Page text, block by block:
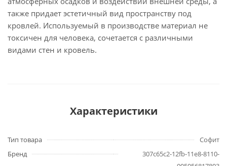
также придает эстетичный вид пространству под
кровлей. Используемый в производстве материал не
токсичен для человека, сочетается с различными
видами стен и кровель.
Характеристики
Тип товара
Софит
Бренд
307c65c2-12fb-11e8-8110-